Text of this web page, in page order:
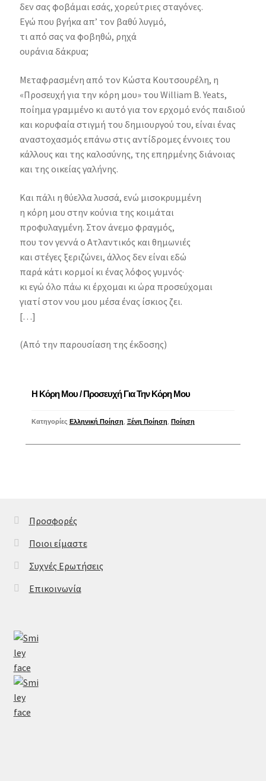
δεν σας φοβάμαι εσάς, χορεύτριες σταγόνες.
Εγώ που βγήκα απ’ τον βαθύ λυγμό,
τι από σας να φοβηθώ, ρηχά
ουράνια δάκρυα;
Μεταφρασμένη από τον Κώστα Κουτσουρέλη, η
«Προσευχή για την κόρη μου» του William B. Yeats,
ποίημα γραμμένο κι αυτό για τον ερχομό ενός παιδιού
και κορυφαία στιγμή του δημιουργού του, είναι ένας
αναστοχασμός επάνω στις αντίδρομες έννοιες του
κάλλους και της καλοσύνης, της επηρμένης διάνοιας
και της οικείας γαλήνης.
Και πάλι η θύελλα λυσσά, ενώ μισοκρυμμένη
η κόρη μου στην κούνια της κοιμάται
προφυλαγμένη. Στον άνεμο φραγμός,
που τον γεννά ο Ατλαντικός και θημωνιές
και στέγες ξεριζώνει, άλλος δεν είναι εδώ
παρά κάτι κορμοί κι ένας λόφος γυμνός·
κι εγώ όλο πάω κι έρχομαι κι ώρα προσεύχομαι
γιατί στον νου μου μέσα ένας ίσκιος ζει.
[…]
(Από την παρουσίαση της έκδοσης)
Η Κόρη Μου / Προσευχή Για Την Κόρη Μου
Κατηγορίες Ελληνική Ποίηση, Ξένη Ποίηση, Ποίηση
Προσφορές
Ποιοι είμαστε
Συχνές Ερωτήσεις
Επικοινωνία